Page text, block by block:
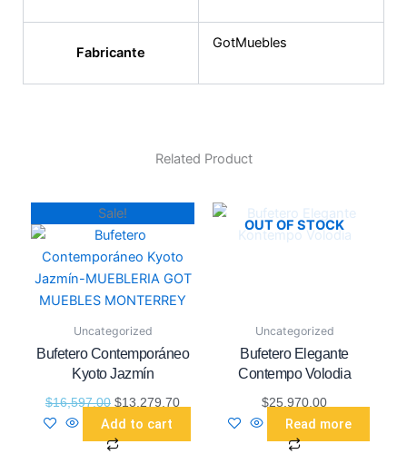
Fabricante
GotMuebles
Related Product
Sale!
Uncategorized
Bufetero Contemporáneo
Kyoto Jazmín
$16,597.00
Original
price
was:
$16,597.00.
$13,279.70
Current
Add to cart
OUT OF STOCK
Uncategorized
Bufetero Elegante
Contempo Volodia
$25,970.00
Read more